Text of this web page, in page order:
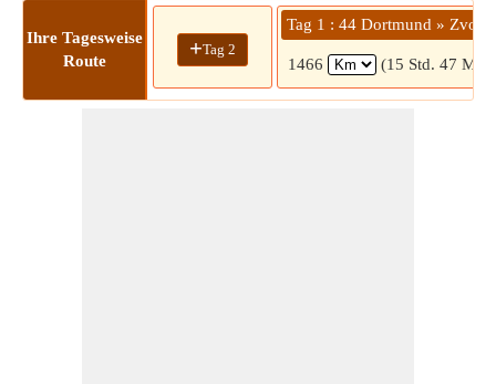
Ihre Tagesweise
Route
+Tag 2
Tag 1 : 44 Dortmund »
1466 (15 Std. 47